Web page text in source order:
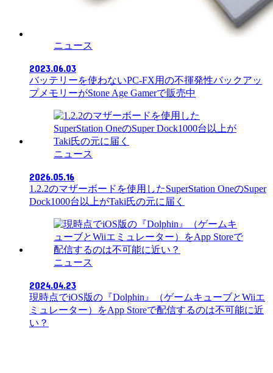
ニュース
2023.06.03
バッテリーを使わないPC-FX用の不揮発性バックアッ
プメモリーがStone Age Gamerで販売中
ニュース
2026.05.16
1.2.2のマザーボードを使用したSuperStation OneのSuper
Dock1000台以上がTaki氏の元に届く
ニュース
2024.04.23
現時点でiOS版の『Dolphin』（ゲームキューブとWiiエ
ミュレーター）をApp Storeで配信するのは不可能に近
い？